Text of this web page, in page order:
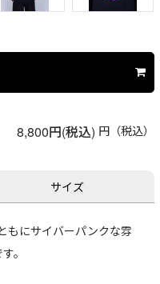
8,800円(税込) 円（税込）
サイズ
もにサイバーパンクな雰
。